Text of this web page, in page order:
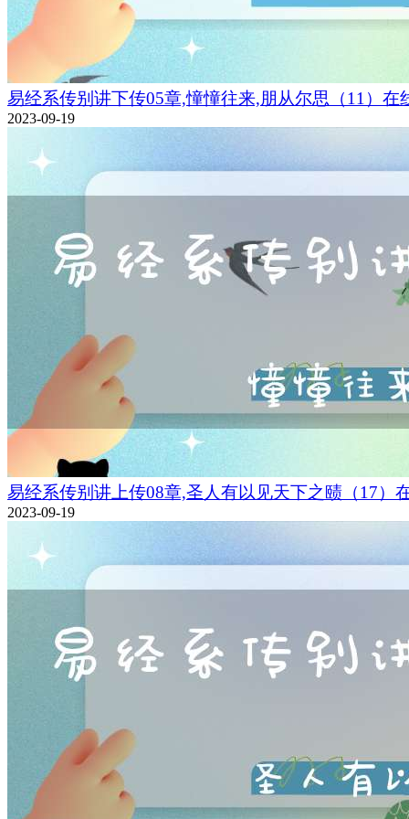
易经系传别讲下传05章,憧憧往来,朋从尔思（11）在
2023-09-19
易经系传别讲上传08章,圣人有以见天下之赜（17）
2023-09-19